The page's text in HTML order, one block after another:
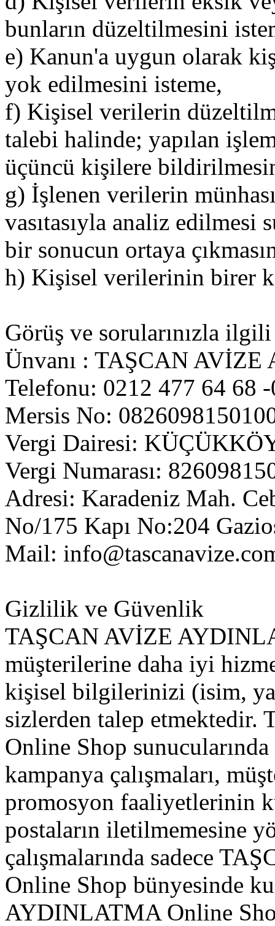
bunların düzeltilmesini
e) Kanun'a uygun olarak
yok edilmesini isteme,
f) Kişisel verilerin
talebi halinde; yapılan
üçüncü kişilere
g) İşlenen verilerin
vasıtasıyla analiz
bir sonucun ortaya
h) Kişisel verilerinin birer
Görüş ve sorularınızla
Ünvanı : TAŞCAN
Telefonu: 0212 477 64 68
Mersis No:
Vergi Dairesi:
Vergi Numarası:
Adresi: Karadeniz Mah.
No/175 Kapı No:204
Mail:
Gizlilik ve Güvenlik
TAŞCAN AVİZE
müşterilerine daha iyi
kişisel bilgilerinizi (isim,
sizlerden talep
Online Shop
kampanya çalışmaları,
promosyon faaliyetlerinin
postaların iletilmemesine
çalışmalarında sadece
Online Shop bünyesinde
AYDINLATMA Online